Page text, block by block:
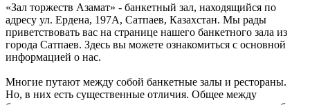
«Зал торжеств Азамат» - банкетный зал, находящийся по
адресу ул. Ердена, 197А, Сатпаев, Казахстан. Мы рады
приветствовать вас на странице нашего банкетного зала из
города Сатпаев. Здесь вы можете ознакомиться с основной
информацией о нас.
Многие путают между собой банкетные залы и рестораны.
Но, в них есть существенные отличия. Общее между